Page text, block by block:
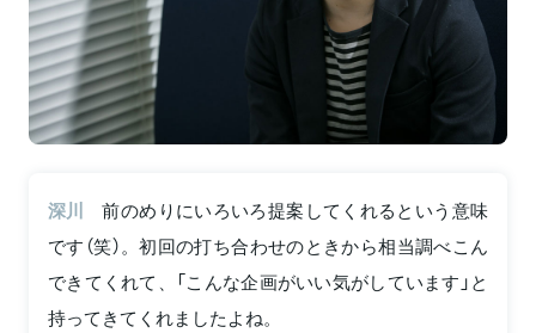
深川
前のめりにいろいろ提案してくれるという意味
です（笑）。初回の打ち合わせのときから相当調べこん
できてくれて、「こんな企画がいい気がしています」と
持ってきてくれましたよね。